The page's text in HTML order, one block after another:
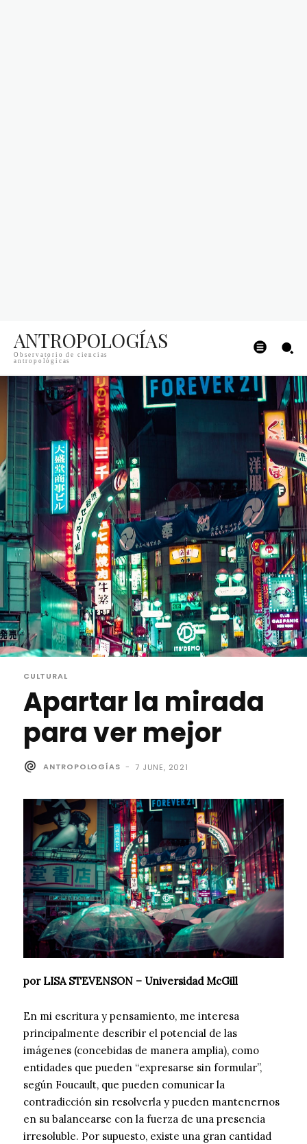
ANTROPOLOGÍAS
Observatorio de ciencias
antropológicas
CULTURAL
Apartar la mirada
para ver mejor
ANTROPOLOGÍAS - 7 JUNE, 2021
por LISA STEVENSON – Universidad McGill
En mi escritura y pensamiento, me interesa
principalmente describir el potencial de las
imágenes (concebidas de manera amplia), como
entidades que pueden “expresarse sin formular”,
según Foucault, que pueden comunicar la
contradicción sin resolverla y pueden mantenernos
en su balancearse con la fuerza de una presencia
irresoluble. Por supuesto, existe una gran cantidad